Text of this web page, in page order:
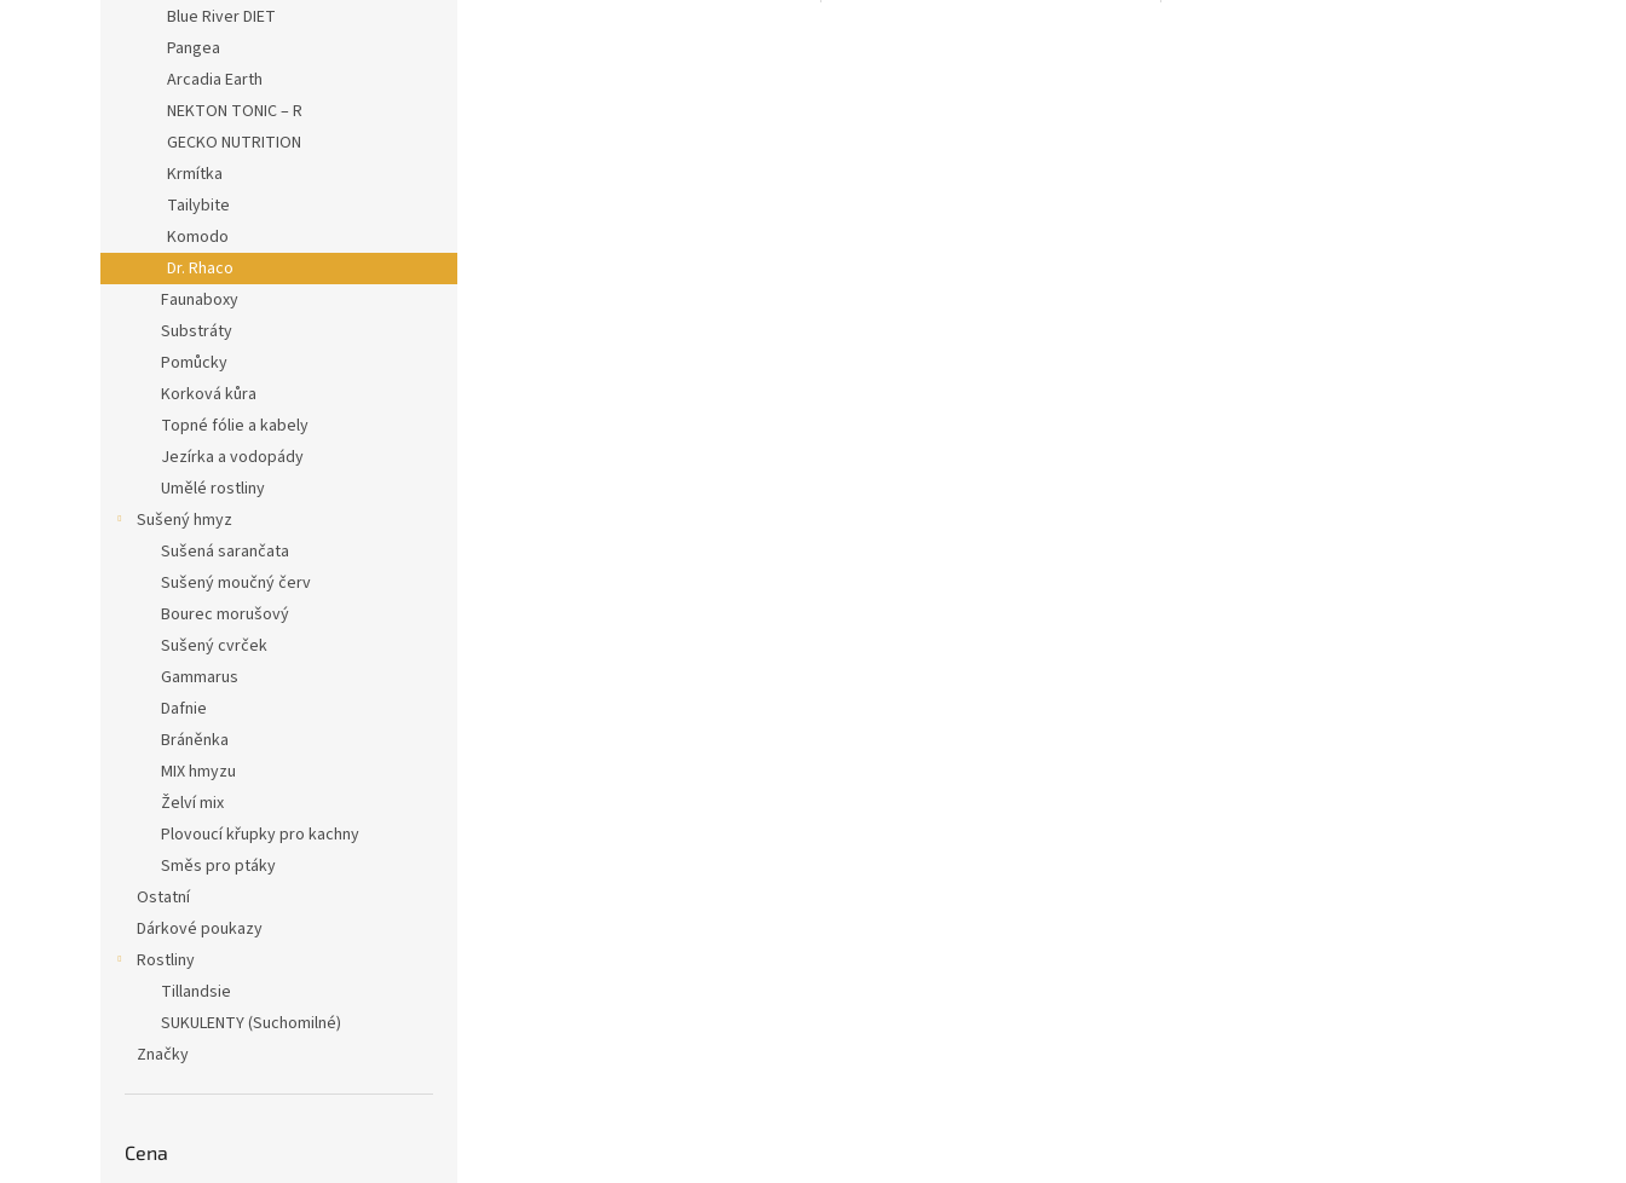
Blue River DIET
Pangea
Arcadia Earth
NEKTON TONIC – R
GECKO NUTRITION
Krmítka
Tailybite
Komodo
Dr. Rhaco
Faunaboxy
Substráty
Pomůcky
Korková kůra
Topné fólie a kabely
Jezírka a vodopády
Umělé rostliny
Sušený hmyz
Sušená sarančata
Sušený moučný červ
Bourec morušový
Sušený cvrček
Gammarus
Dafnie
Bráněnka
MIX hmyzu
Želví mix
Plovoucí křupky pro kachny
Směs pro ptáky
Ostatní
Dárkové poukazy
Rostliny
Tillandsie
SUKULENTY (Suchomilné)
Značky
Cena